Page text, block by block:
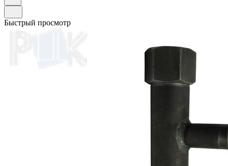
Быстрый просмотр